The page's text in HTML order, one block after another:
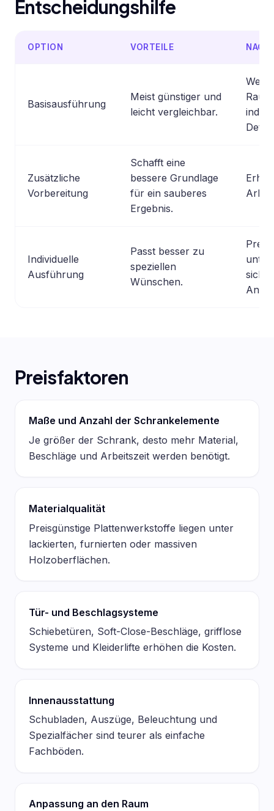
Entscheidungshilfe
OPTION VORTEILE
Basisausführung
Meist günstiger und
leicht vergleichbar.
Zusätzliche
Vorbereitung
Schafft eine
bessere Grundlage
für ein sauberes
Ergebnis.
Individuelle
Ausführung
Passt besser zu
speziellen
Wünschen.
Preise
sich
Preisfaktoren
Maße und Anzahl der Schrankelemente
Je größer der Schrank, desto mehr Material,
Beschläge und Arbeitszeit werden benötigt.
Materialqualität
Preisgünstige Plattenwerkstoffe liegen unter
lackierten, furnierten oder massiven
Holzoberflächen.
Tür- und Beschlagsysteme
Schiebetüren, Soft-Close-Beschläge, grifflose
Systeme und Kleiderlifte erhöhen die Kosten.
Innenausstattung
Schubladen, Auszüge, Beleuchtung und
Spezialfächer sind teurer als einfache
Fachböden.
Anpassung an den Raum